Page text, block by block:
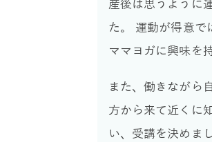
産後は思うように
た。 運動が得意で
ママヨガに興味を
また、働きながら
方から来て近くに
い、受講を決めまし